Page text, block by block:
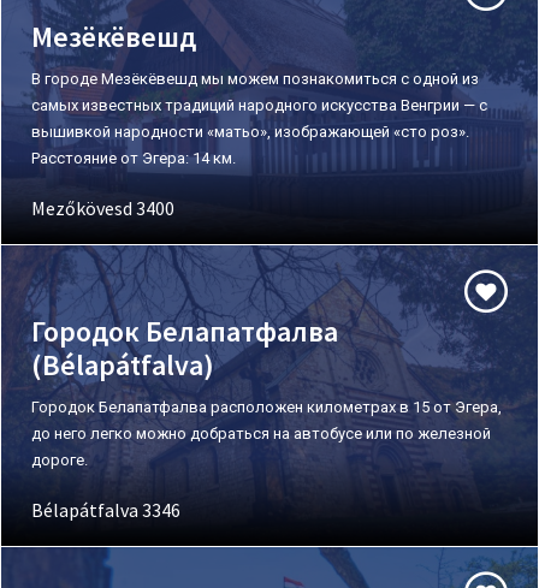
Мезёкёвешд
В городе Мезёкёвешд мы можем познакомиться с одной из
самых известных традиций народного искусства Венгрии — с
вышивкой народности «матьо», изображающей «сто роз».
Расстояние от Эгера: 14 км.
Mezőkövesd 3400
Городок Белапатфалва
(Bélapátfalva)
Городок Белапатфалва расположен километрах в 15 от Эгера,
до него легко можно добраться на автобусе или по железной
дороге.
Bélapátfalva 3346